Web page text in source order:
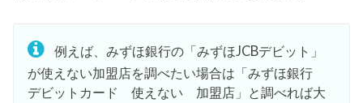
例えば、みずほ銀行の「みずほJCBデビット」
が使えない加盟店を調べたい場合は「みずほ銀行
デビットカード 使えない 加盟店」と調べれば大